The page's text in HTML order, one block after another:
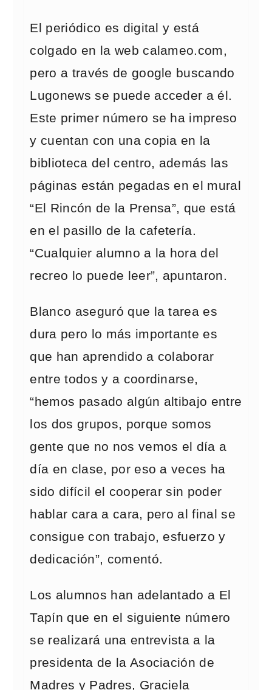
El periódico es digital y está
colgado en la web calameo.com,
pero a través de google buscando
Lugonews se puede acceder a él.
Este primer número se ha impreso
y cuentan con una copia en la
biblioteca del centro, además las
páginas están pegadas en el mural
“El Rincón de la Prensa”, que está
en el pasillo de la cafetería.
“Cualquier alumno a la hora del
recreo lo puede leer”, apuntaron.
Blanco aseguró que la tarea es
dura pero lo más importante es
que han aprendido a colaborar
entre todos y a coordinarse,
“hemos pasado algún altibajo entre
los dos grupos, porque somos
gente que no nos vemos el día a
día en clase, por eso a veces ha
sido difícil el cooperar sin poder
hablar cara a cara, pero al final se
consigue con trabajo, esfuerzo y
dedicación”, comentó.
Los alumnos han adelantado a El
Tapín que en el siguiente número
se realizará una entrevista a la
presidenta de la Asociación de
Madres y Padres, Graciela